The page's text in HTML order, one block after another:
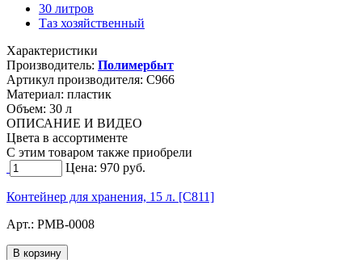
30 литров
Таз хозяйственный
Характеристики
Производитель: Полимербыт
Артикул производителя: C966
Материал: пластик
Объем: 30 л
ОПИСАНИЕ И ВИДЕО
Цвета в ассортименте
C этим товаром также приобрели
Цена: 970 руб.
Контейнер для хранения, 15 л. [C811]
Арт.: PMB-0008